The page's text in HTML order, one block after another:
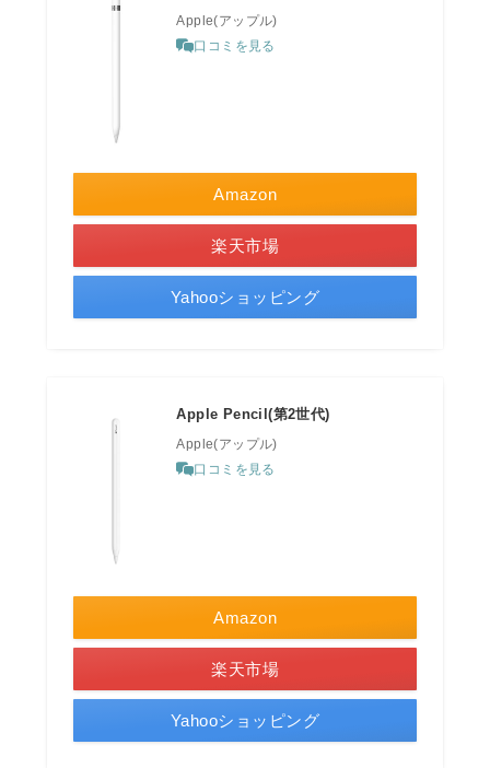
Apple(アップル)
口コミを見る
Amazon
楽天市場
Yahooショッピング
Apple Pencil(第2世代)
Apple(アップル)
口コミを見る
Amazon
楽天市場
Yahooショッピング